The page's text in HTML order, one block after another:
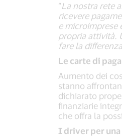
“La nostra rete
ricevere
e microimprese
propria attività.
fare la
Le carte di
Aumento dei
stanno
dichiarato
finanziarie
che offra la
I driver per